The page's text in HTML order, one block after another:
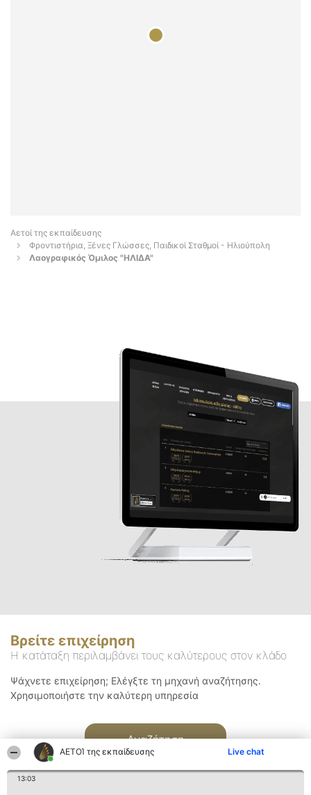
ΑΕΤΟΊ της εκπαίδευσης Live chat
13:03
Αετοί της εκπαίδευσης
Φροντιστήρια, Ξένες Γλώσσες, Παιδικοί Σταθμοί - Ηλιούπολη
Λαογραφικός Όμιλος "ΗΛΙΔΑ"
Βρείτε επιχείρηση
Η κατάταξη περιλαμβάνει τους καλύτερους στον κλάδο
Ψάχνετε επιχείρηση; Ελέγξτε τη μηχανή αναζήτησης.
Χρησιμοποιήστε την καλύτερη υπηρεσία
Αναζήτηση